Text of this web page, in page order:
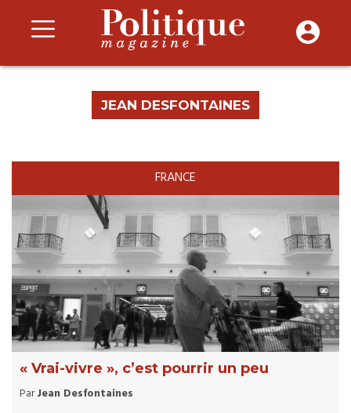
JEAN DESFONTAINES
FRANCE
« Vrai-vivre », c’est pourrir un peu
ParJean Desfontaines